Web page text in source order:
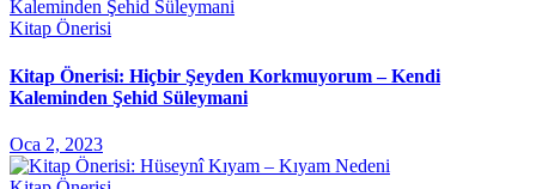
Kitap Önerisi
Kitap Önerisi: Hiçbir Şeyden Korkmuyorum – Kendi
Kaleminden Şehid Süleymani
Oca 2, 2023